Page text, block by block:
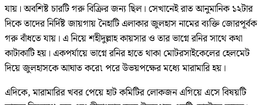
যায়। অবশিষ্ট চারটি গরু বিক্রির জন্য ছিল। সেখানেই রাত আনুমানিক ১২টার
দিকে তাদের নির্দিষ্ট জায়গায় নৈহাটি এলাকার জুলহাস নামের ব্যক্তি জোরপূর্বক
গরু বাঁধতে যায়। এ নিয়ে শহীদুল্লাহ কায়সার ও তার ভাগ্নে রনির সাথে কথা
কাটাকাটি হয়। একপর্যায়ে ভাগ্নে রনির হাতে থাকা মোটরসাইকেলের হেলমেট
দিয়ে জুলহাসকে আঘাত করে৷ পরে উভয়পক্ষের মধ্যে মারামারি হয়।
এদিকে, মারামারির খবর পেয়ে হাট কমিটির লোকজন এগিয়ে এসে বিষয়টি